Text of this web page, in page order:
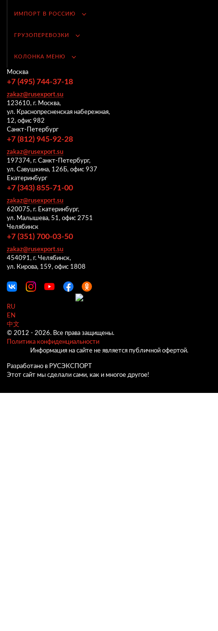
ИМПОРТ В РОССИЮ
ГРУЗОПЕРЕВОЗКИ
КОЛОНКА МЕНЮ
Москва
+7 (495) 744-37-18
zakaz@rusexport.su
123610, г. Москва,
ул. Краснопресненская набережная,
12, офис 982
Санкт-Петербург
+7 (812) 945-92-28
zakaz@rusexport.su
197374, г. Санкт-Петербург,
ул. Савушкина, 126Б, офис 937
Екатеринбург
+7 (343) 855-71-00
zakaz@rusexport.su
620075, г. Екатеринбург,
ул. Малышева, 51, офис 2751
Челябинск
+7 (351) 700-03-50
zakaz@rusexport.su
454091, г. Челябинск,
ул. Кирова, 159, офис 1808
RU
EN
中文
© 2012 - 2026. Все права защищены.
Политика конфиденциальности
Информация на сайте не является публичной офертой.
Разработано в РУСЭКСПОРТ
Этот сайт мы сделали сами, как и многое другое!